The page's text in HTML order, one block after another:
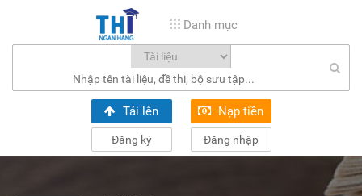
Danh mục
Tải lên Nạp tiền
Đăng ký Đăng nhập